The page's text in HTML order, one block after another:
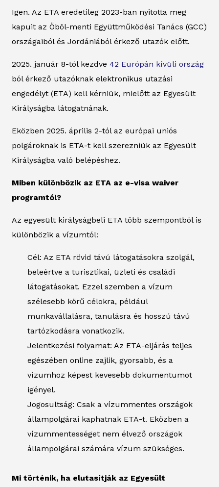
Igen. Az ETA eredetileg 2023-ban nyitotta meg
kapuit az Öböl-menti Együttműködési Tanács (GCC)
országaiból és Jordániából érkező utazók előtt.
2025. január 8-tól kezdve 42 Európán kívüli ország
ból érkező utazóknak elektronikus utazási
engedélyt (ETA) kell kérniük, mielőtt az Egyesült
Királyságba látogatnának.
Eközben 2025. április 2-tól az európai uniós
polgároknak is ETA-t kell szerezniük az Egyesült
Királyságba való belépéshez.
Miben különbözik az ETA az e-visa waiver
programtól?
Az egyesült királyságbeli ETA több szempontból is
különbözik a vízumtól:
Cél: Az ETA rövid távú látogatásokra szolgál,
beleértve a turisztikai, üzleti és családi
látogatásokat. Ezzel szemben a vízum
szélesebb körű célokra, például
munkavállalásra, tanulásra és hosszú távú
tartózkodásra vonatkozik.
Jelentkezési folyamat: Az ETA-eljárás teljes
egészében online zajlik, gyorsabb, és a
vízumhoz képest kevesebb dokumentumot
igényel.
Jogosultság: Csak a vízummentes országok
állampolgárai kaphatnak ETA-t. Eközben a
vízummentességet nem élvező országok
állampolgárai számára vízum szükséges.
Mi történik, ha elutasítják az Egyesült